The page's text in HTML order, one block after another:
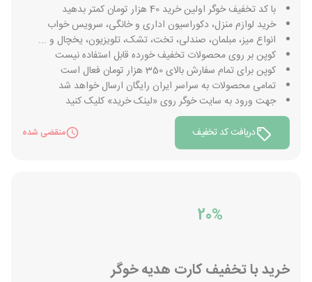
با کد تخفیف خوگر اولین خرید 40 هزار تومان کمتر بدهید
خرید لوازم منزل، دکوراسیون اداری و خانگی، سرویس خواب
انواع میز، مبلمان، صندلی، تخت، تشک، تلویزیون، یخچال و ...
کوپن بر روی محصولات تخفیف خورده قابل استفاده نیست
کوپن برای تمام سفارش بالای 350 هزار تومان فعال است
تمامی محصولات به سراسر ایران رایگان ارسال خواهد شد
جهت ورود به سایت خوگر روی «لینک خرید» کلیک کنید
دریافت کد تخفیف
منقضی شده
20%
خرید با تخفیف کارت هدیه خوگر